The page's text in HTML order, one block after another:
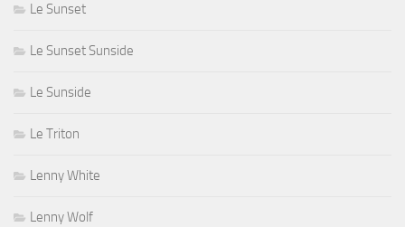
Le Sunset
Le Sunset Sunside
Le Sunside
Le Triton
Lenny White
Lenny Wolf